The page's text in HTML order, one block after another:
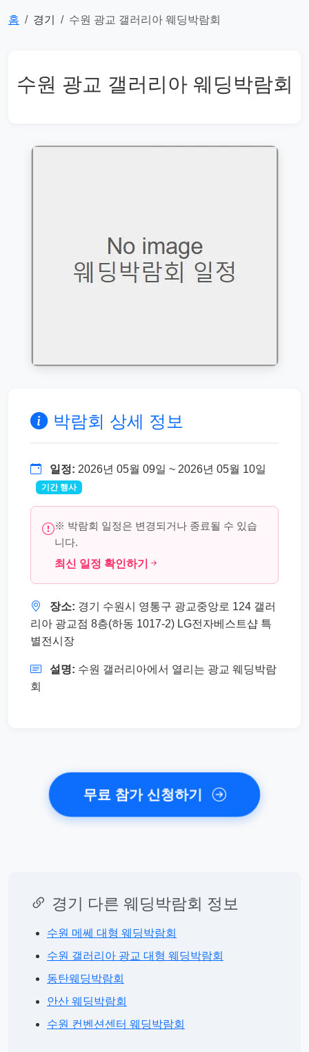
홈 경기 수원 광교 갤러리아 웨딩박람회
수원 광교 갤러리아 웨딩박람회
박람회 상세 정보
일정: 2026년 05월 09일 ~ 2026년 05월 10일
기간 행사
※ 박람회 일정은 변경되거나 종료될 수 있습
니다.
최신 일정 확인하기
장소: 경기 수원시 영통구 광교중앙로 124 갤러
리아 광교점 8층(하동 1017-2) LG전자베스트샵 특
별전시장
설명: 수원 갤러리아에서 열리는 광교 웨딩박람
회
무료 참가 신청하기
경기 다른 웨딩박람회 정보
수원 메쎄 대형 웨딩박람회
수원 갤러리아 광교 대형 웨딩박람회
동탄웨딩박람회
안산 웨딩박람회
수원 컨벤션센터 웨딩박람회